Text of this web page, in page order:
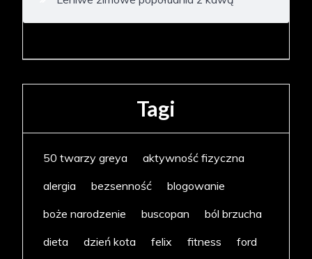
Tagi
50 twarzy greya
aktywność fizyczna
alergia
bezsenność
blogowanie
boże narodzenie
buscopan
ból brzucha
dieta
dzień kota felix fitness
ford